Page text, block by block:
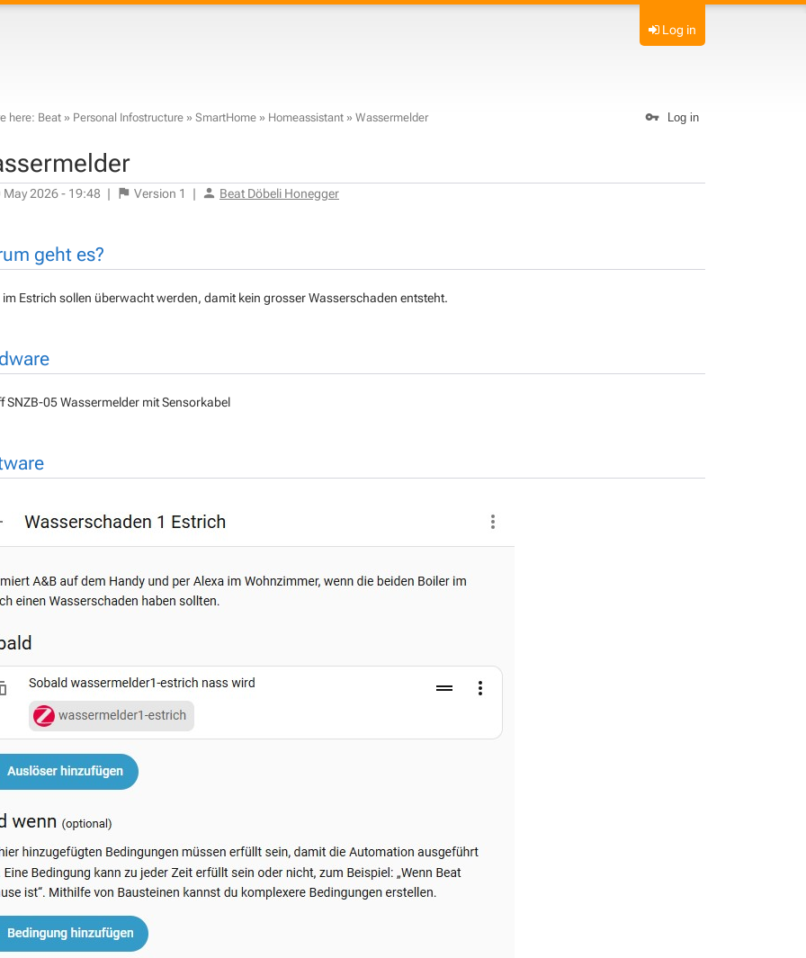
Log in
Log in
here: Beat » Personal Infostructure » SmartHome » Homeassistant » Wassermelder
May 2026 - 19:48 | Version 1 | Beat Döbeli Honegger
geht es?
im Estrich sollen überwacht werden, damit kein grosser Wasserschaden entsteht.
SNZB-05 Wassermelder mit Sensorkabel